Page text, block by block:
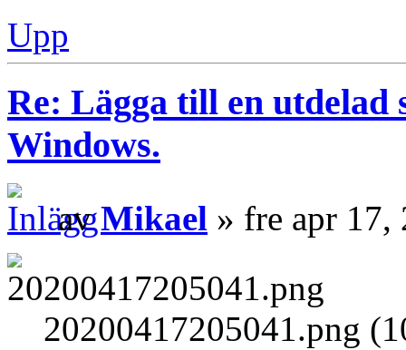
Upp
Re: Lägga till en
Windows.
avMikael » fre apr 17,
20200417205041.png